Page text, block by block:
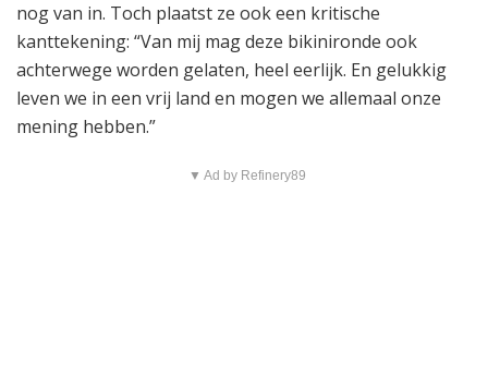
nog van in. Toch plaatst ze ook een kritische
kanttekening: “Van mij mag deze bikinironde ook
achterwege worden gelaten, heel eerlijk. En gelukkig
leven we in een vrij land en mogen we allemaal onze
mening hebben.”
▼ Ad by Refinery89